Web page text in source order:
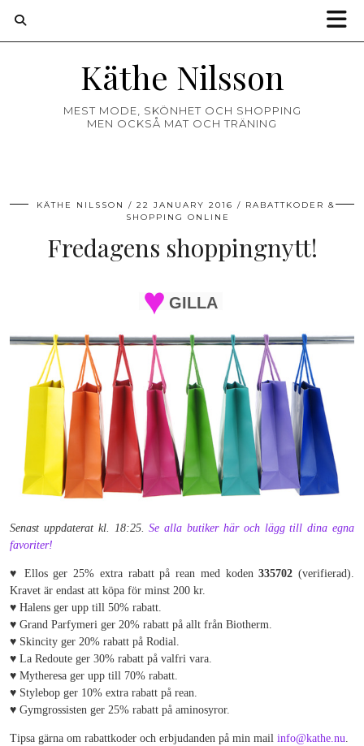
Käthe Nilsson
MEST MODE, SKÖNHET OCH SHOPPING
MEN OCKSÅ MAT OCH TRÄNING
KÄTHE NILSSON 22 JANUARY 2016
RABATTKODER &
SHOPPING ONLINE
Fredagens shoppingnytt!
GILLA
Senast uppdaterat kl. 18:25.Se alla butiker här och lägg till dina egna
favoriter!
♥ Ellos ger 25% extra rabatt på rean med koden335702 (verifierad).
Kravet är endast att köpa för minst 200 kr.
♥ Halens ger upp till 50% rabatt.
♥ Grand Parfymeri ger 20% rabatt på allt från Biotherm.
♥ Skincity ger 20% rabatt på Rodial.
♥ La Redoute ger 30% rabatt på valfri vara.
♥ Mytheresa ger upp till 70% rabatt.
♥ Stylebop ger 10% extra rabatt på rean.
♥ Gymgrossisten ger 25% rabatt på aminosyror.
Tipsa gärna om rabattkoder och erbjudanden på min mail info@kathe.nu.